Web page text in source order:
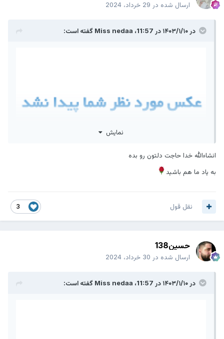
ارسال شده در 29 خرداد، 2024
در ۱۴۰۳/۱/۱۰ در 11:57، Miss nedaaگفته است:
یک دانه ز تسبیح نماز سحرت را
شاید که همان دانه تسبیح دعایت
یکباره بیفتد به دریای اجابت
نمایش
انشاءالله خدا حاجت دلتون رو بده
به یاد ما هم باشید
3 نقل قول
حسین138
ارسال شده در 30 خرداد، 2024
در ۱۴۰۳/۱/۱۰ در 11:57، Miss nedaaگفته است: